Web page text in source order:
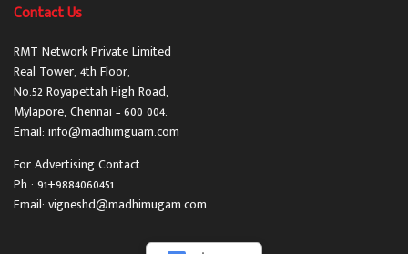
Contact Us
RMT Network Private Limited
Real Tower, 4th Floor,
No.52 Royapettah High Road,
Mylapore, Chennai – 600 004.
Email: info@madhimguam.com
For Advertising Contact
Ph : 91+9884060451
Email: vigneshd@madhimugam.com